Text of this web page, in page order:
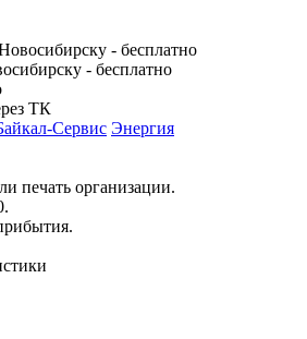
- бесплатно
- бесплатно
ТК
Сервис Энергия
печать организации.